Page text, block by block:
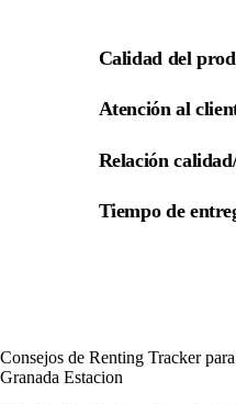
Calidad del
Atención al
Relación
Tiempo de
Consejos de Renting Tracker
Granada Estacion